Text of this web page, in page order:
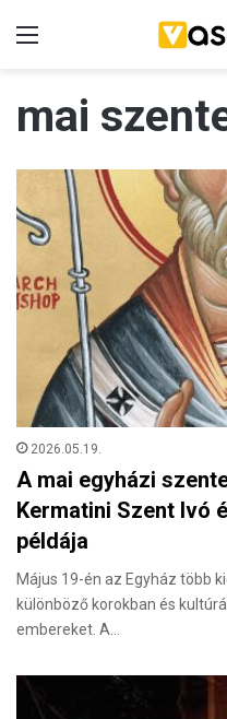
mai
2026.05.19.
A mai egyházi
Kermatini Szent Ivó
példája
Május 19-én az Egyház több
különböző korokban és
embereket. A…